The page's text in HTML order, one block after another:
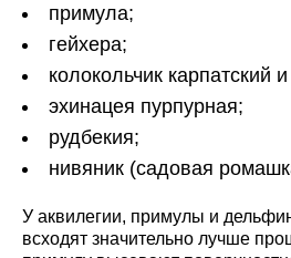
примула;
гейхера;
колокольчик карпатский
эхинацея пурпурная;
рудбекия;
нивяник (садовая
У аквилегии, примулы и
всходят значительно лучше